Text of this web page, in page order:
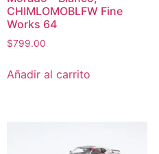
CHIMLOMOBLFW Fine
Works 64
$799.00
Añadir al carrito